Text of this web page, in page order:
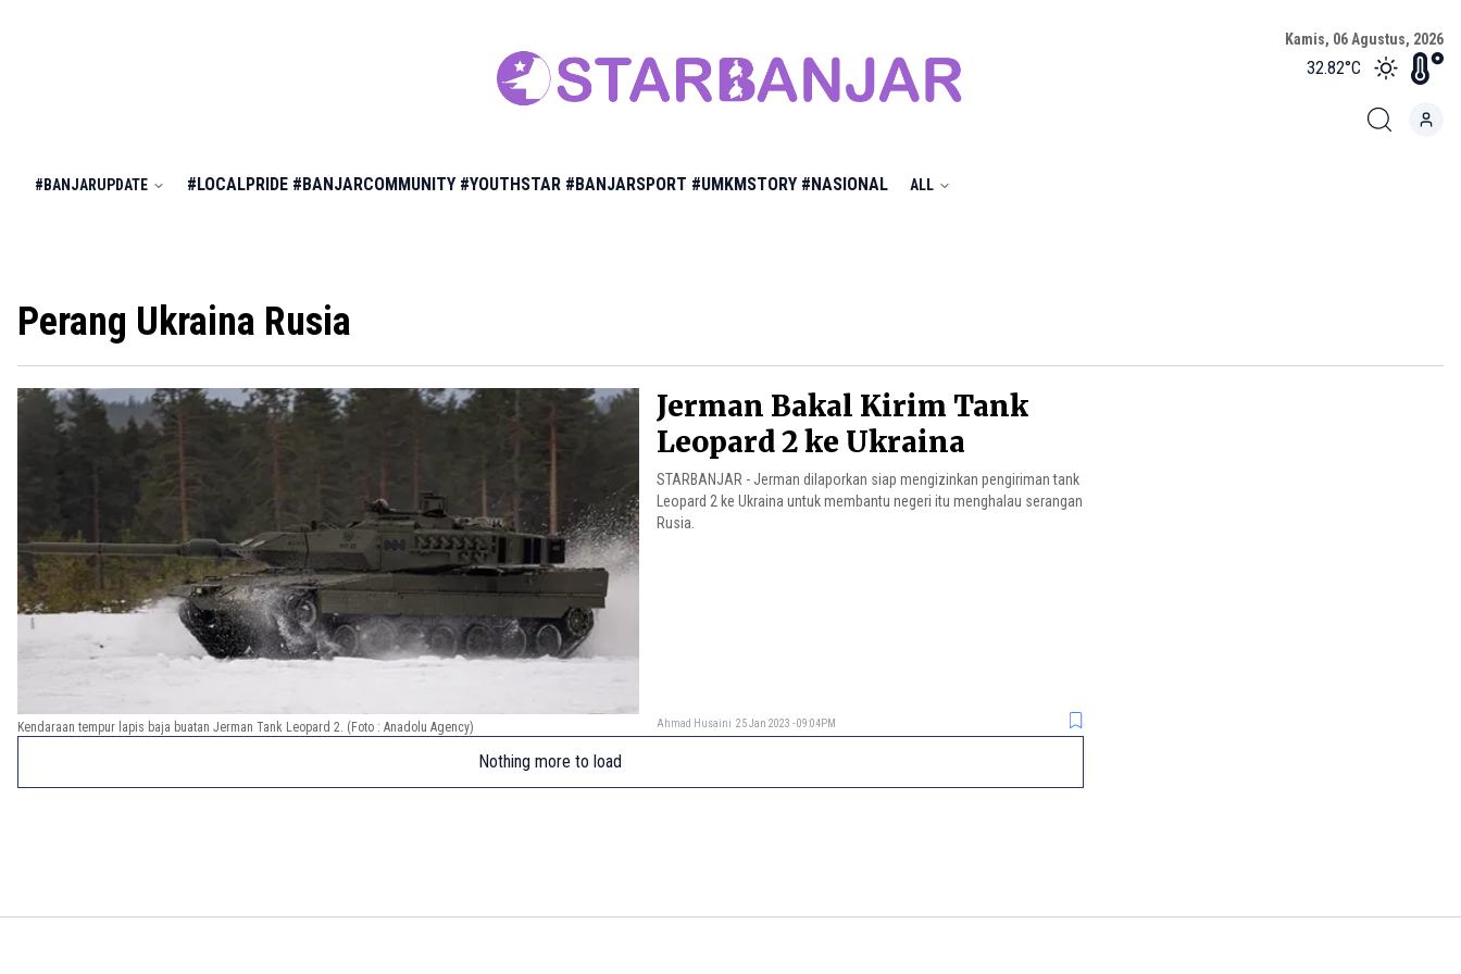
Kamis, 06 Agustus, 2026
32.82°C
#BANJARUPDATE #LOCALPRIDE #BANJARCOMMUNITY #YOUTHSTAR #BANJARSPORT #UMKMSTORY #NASIONAL ALL
Perang Ukraina Rusia
Jerman Bakal Kirim Tank
Leopard 2 ke Ukraina
STARBANJAR - Jerman dilaporkan siap mengizinkan pengiriman tank
Leopard 2 ke Ukraina untuk membantu negeri itu menghalau serangan
Rusia.
Ahmad Husaini 25 Jan 2023 - 09:04PM
Kendaraan tempur lapis baja buatan Jerman Tank Leopard 2. (Foto : Anadolu Agency)
Nothing more to load